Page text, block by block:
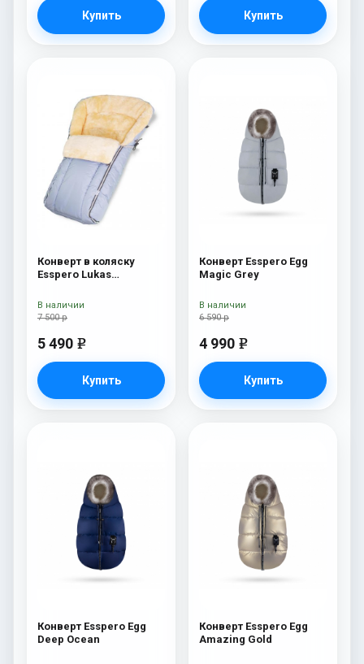
Купить Купить
Конверт в коляску
Esspero Lukas
шерсть) Blue Mountain
7 500 р
5 490 e
Купить
В наличии
Конверт Esspero Egg
Magic Grey
6 590 р
4 990 e
Купить
В наличии
Конверт Esspero Egg
Deep Ocean
Конверт Esspero Egg
Amazing Gold